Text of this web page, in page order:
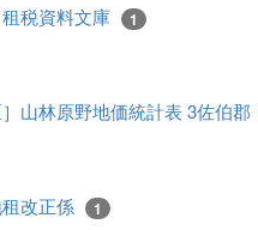
税資料文庫 1
］山林原野地価統計表 3佐伯郡
改正係 1